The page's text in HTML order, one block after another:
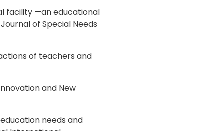
facility —an educational
of Special Needs
of teachers and
and New
needs and